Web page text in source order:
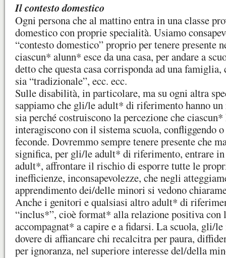
Il contesto domestico
Ogni persona che al mattino entra in una classe
domestico con proprie specialità. Usiamo
“contesto domestico” proprio per tenere presente
ciascun* alunn* esce da una casa, per andare a
detto che questa casa corrisponda ad una
sia “tradizionale”, ecc. ecc.
Sulle disabilità, in particolare, ma su ogni altra
sappiamo che gli/le adult* di riferimento hanno
sia perché costruiscono la percezione che
interagiscono con il sistema scuola, confliggendo
feconde. Dovremmo sempre tenere presente che
significa, per gli/le adult* di riferimento, entrare
adult*, affrontare il rischio di esporre tutte le
inefficienze, inconsapevolezze, che negli
apprendimento dei/delle minori si vedono
Anche i genitori e qualsiasi altro adult* di
“inclus*”, cioè format* alla relazione positiva con
accompagnat* a capire e a fidarsi. La scuola, gli/
dovere di affiancare chi recalcitra per paura,
per ignoranza, nel superiore interesse del/della